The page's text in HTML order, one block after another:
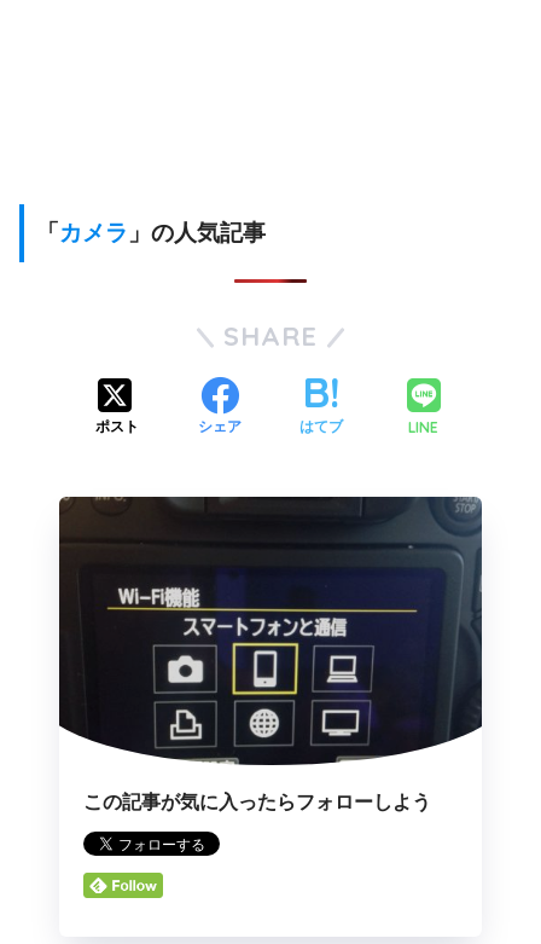
「 カメラ 」の人気記事
SHARE
ポスト シェア はてブ LINE
この記事が気に入ったらフォローしよう